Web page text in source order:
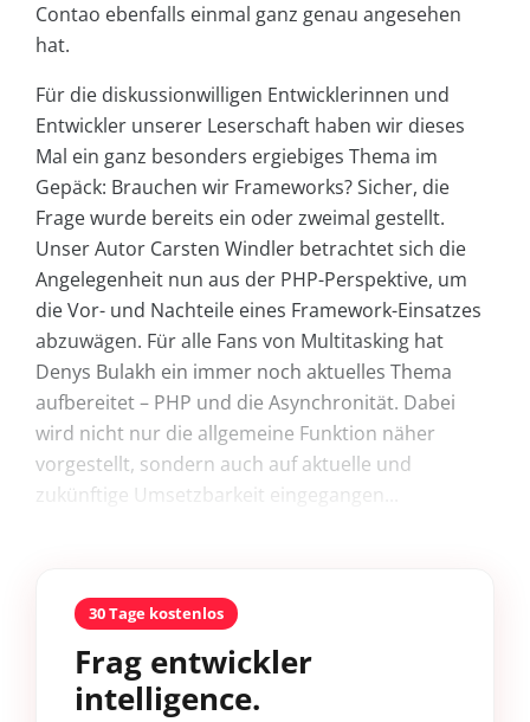
Contao ebenfalls einmal ganz genau angesehen
hat.
Für die diskussionwilligen Entwicklerinnen und
Entwickler unserer Leserschaft haben wir dieses
Mal ein ganz besonders ergiebiges Thema im
Gepäck: Brauchen wir Frameworks? Sicher, die
Frage wurde bereits ein oder zweimal gestellt.
Unser Autor Carsten Windler betrachtet sich die
Angelegenheit nun aus der PHP-Perspektive, um
die Vor- und Nachteile eines Framework-Einsatzes
abzuwägen. Für alle Fans von Multitasking hat
Denys Bulakh ein immer noch aktuelles Thema
aufbereitet – PHP und die Asynchronität. Dabei
wird nicht nur die allgemeine Funktion näher
vorgestellt, sondern auch auf aktuelle und
zukünftige Umsetzbarkeit eingegangen...
30 Tage kostenlos
Frag entwickler
intelligence.